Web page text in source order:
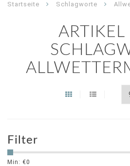
Startseite Schlagworte
ARTIKEL
Filter
Min: €0